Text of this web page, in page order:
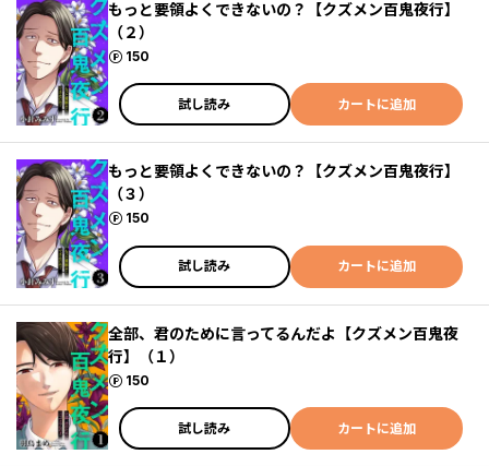
もっと要領よくできないの？【クズメン百鬼夜行】
（２）
150
ポイント
試し読み カートに追加
もっと要領よくできないの？【クズメン百鬼夜行】
（３）
150
ポイント
試し読み カートに追加
全部、君のために言ってるんだよ【クズメン百鬼夜
行】（１）
150
ポイント
試し読み カートに追加